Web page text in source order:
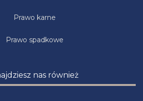
Prawo karne
Prawo spadkowe
nas również